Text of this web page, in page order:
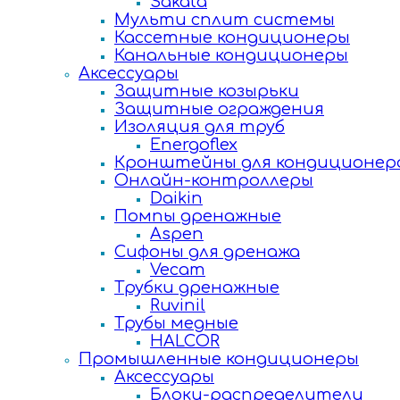
Мульти сплит системы
Кассетные кондиционеры
Канальные кондиционеры
Аксессуары
Защитные козырьки
Защитные ограждения
Изоляция для труб
Energoflex
Кронштейны для
Онлайн-контроллеры
Daikin
Помпы дренажные
Aspen
Сифоны для дренажа
Vecam
Трубки дренажные
Ruvinil
Трубы медные
HALCOR
Промышленные кондиционеры
Аксессуары
Блоки-распределители